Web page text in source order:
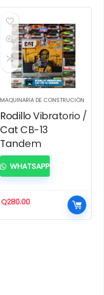
MAQUINARIA DE CONSTRUCIÓN
Rodillo Vibratorio /
Cat CB-13
Tandem
Q280.00
WHATSAPP